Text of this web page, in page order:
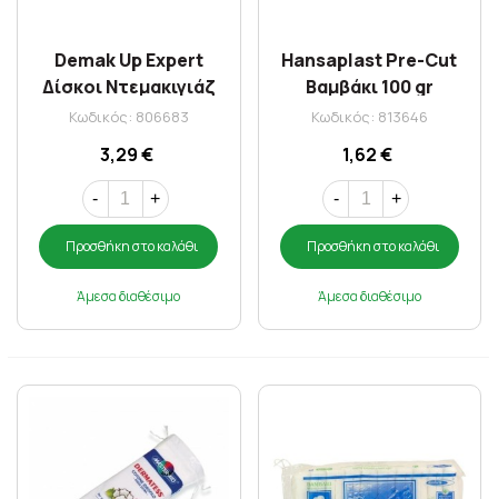
Demak Up Expert
Δίσκοι Ντεμακιγιάζ
Οβάλ 50 τμχ
Κωδικός: 806683
3,29 €
- +
Προσθήκη στο καλάθι
Άμεσα διαθέσιμο
Hansaplast Pre-Cut
Βαμβάκι 100 gr
Κωδικός: 813646
1,62 €
- +
Προσθήκη στο καλάθι
Άμεσα διαθέσιμο